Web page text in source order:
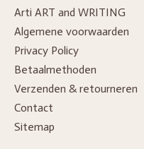
Arti ART and WRITING
Algemene voorwaarden
Privacy Policy
Betaalmethoden
Verzenden & retourneren
Contact
Sitemap